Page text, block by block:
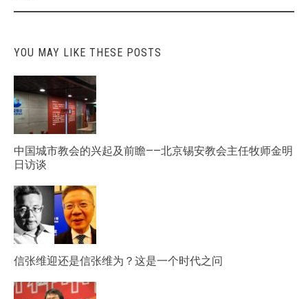
YOU MAY LIKE THESE POSTS
中国城市教会的兴起及前瞻——北京锡安教会主任牧师金明
日访谈
信张维迎还是信张维为？这是一个时代之问